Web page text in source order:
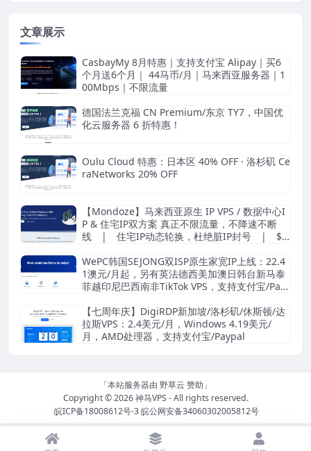
文章展示
CasbayMy 8月特惠｜支持支付宝 Alipay｜买6
个月送6个月｜ 44马币/月｜马来西亚服务器｜1
00Mbps｜不限流量
德国法兰克福 CN Premium/东京 TY7，中国优
化云服务器 6 折特惠！
Oulu Cloud 特惠：日本区 40% OFF · 洛杉矶 Ce
raNetworks 20% OFF
【Mondoze】马来西亚原生 IP VPS / 数据中心I
P & 住宅IP双方案 真正不限流量，不降速不断
线 | 住宅IP动态轮换，杜绝脏IP封号 | $8.
WePC韩国SEJONG双ISP原生家宽IP上线：22.4
1澳元/月起，另有英法德西美加澳日韩台新马泰
菲越印尼巴西南非TikTok VPS，支持支付宝/Pay
【七周年庆】DigiRDP新加坡/洛杉矶/休斯顿/达
拉斯VPS：2.4美元/月，Windows 4.19美元/
月，AMD处理器，支持支付宝/Paypal
「本站服务器由 野草云 赞助」
Copyright © 2026神马VPS - All rights reserved.
皖ICP备18008612号-3皖公网安备34060302005812号